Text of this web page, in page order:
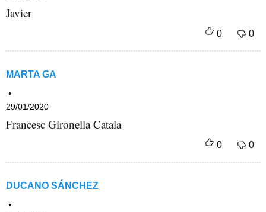
Javier
MARTA GA
29/01/2020
Francesc Gironella Catala
DUCANO SÁNCHEZ